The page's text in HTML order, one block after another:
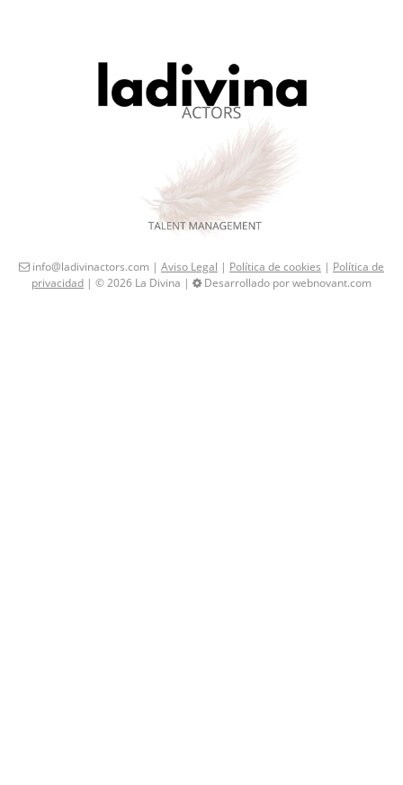
info@ladivinactors.com | Aviso Legal | Política de cookies | Política de
privacidad | © 2026 La Divina | Desarrollado por webnovant.com